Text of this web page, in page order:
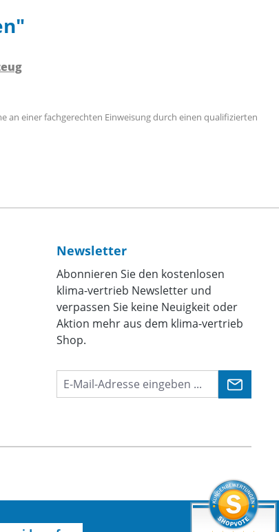
an einer fachgerechten Einweisung durch einen qualifizierten
Newsletter
Abonnieren Sie den kostenlosen
klima-vertrieb Newsletter und
verpassen Sie keine Neuigkeit oder
Aktion mehr aus dem klima-vertrieb
Shop.